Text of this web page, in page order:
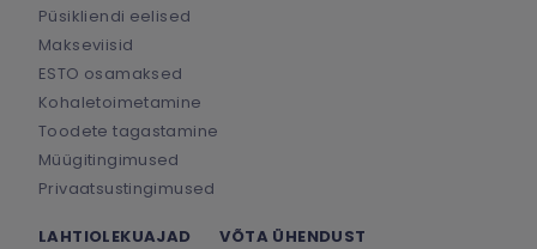
Püsikliendi eelised
Makseviisid
ESTO osamaksed
Kohaletoimetamine
Toodete tagastamine
Müügitingimused
Privaatsustingimused
LAHTIOLEKUAJAD
VÕTA ÜHENDUST